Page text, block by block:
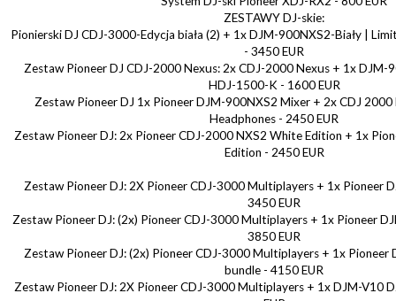
ZESTAWY DJ-skie:
Pionierski DJ CDJ-3000-Edycja biała (2) + 1x DJM-900NXS2-Biały |
- 3450 EUR
Zestaw Pioneer DJ CDJ-2000 Nexus: 2x CDJ-2000 Nexus + 1x DJM-
HDJ-1500-K - 1600 EUR
Zestaw Pioneer DJ 1x Pioneer DJM-900NXS2 Mixer + 2x CDJ
Headphones - 2450 EUR
Zestaw Pioneer DJ: 2x Pioneer CDJ-2000 NXS2 White Edition + 1x
Edition - 2450 EUR
Zestaw Pioneer DJ: 2X Pioneer CDJ-3000 Multiplayers + 1x Pioneer
3450 EUR
Zestaw Pioneer DJ: (2x) Pioneer CDJ-3000 Multiplayers + 1x Pioneer
3850 EUR
Zestaw Pioneer DJ: (2x) Pioneer CDJ-3000 Multiplayers + 1x Pioneer
bundle - 4150 EUR
Zestaw Pioneer DJ: 2X Pioneer CDJ-3000 Multiplayers + 1x DJM-V10